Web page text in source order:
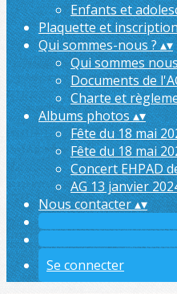
Enfants et
Plaquette et
Qui sommes-nous ?▴▾
Qui sommes
Documents de
Charte et
Albums photos▴▾
Fête du 18 mai
Fête du 18 mai
Concert EHPAD
AG 13 janvier
Nous contacter▴▾
Se connecter